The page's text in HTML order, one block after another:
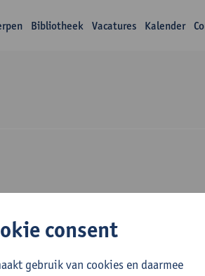
Bibliotheek Vacatures Kalender
Mariotti
consent
gebruik van cookies en daarmee